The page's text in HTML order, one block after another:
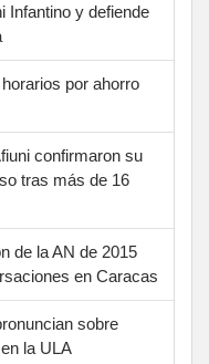
Infantino y defiende
por ahorro
confirmaron su
tras más de 16
de la AN de 2015
en Caracas
sobre
la ULA